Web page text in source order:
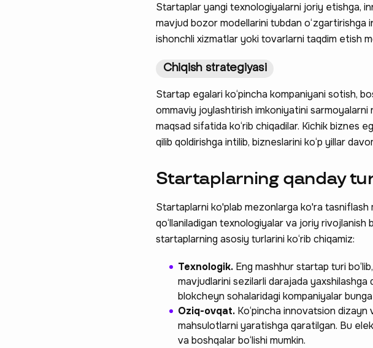
Startaplar yangi texnologiyalarni joriy etishga,
mavjud bozor modellarini tubdan o‘zgartirishga
ishonchli xizmatlar yoki tovarlarni taqdim etish
Chiqish strategiyasi
Startap egalari ko‘pincha kompaniyani sotish,
ommaviy joylashtirish imkoniyatini
maqsad sifatida ko‘rib chiqadilar. Kichik biznes
qilib qoldirishga intilib, bizneslarini ko‘p yillar
Startaplarning qanday
Startaplarni ko'plab mezonlarga ko'ra
qo‘llaniladigan texnologiyalar va joriy rivojlanish
startaplarning asosiy turlarini ko‘rib chiqamiz:
Texnologik. Eng mashhur startap turi
mavjudlarini sezilarli darajada yaxshilashga
blokcheyn sohalaridagi kompaniyalar bunga
Oziq-ovqat. Ko‘pincha innovatsion dizayn
mahsulotlarni yaratishga qaratilgan. Bu
va boshqalar bo‘lishi mumkin.